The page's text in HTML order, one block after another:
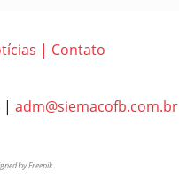
| Contato
| adm@siemacofb.com.br
by Freepik